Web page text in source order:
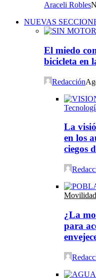
Araceli Robles
NUEVAS
El miedo
bicicleta en
Redacción
La
en los
ciegos
¿La
para